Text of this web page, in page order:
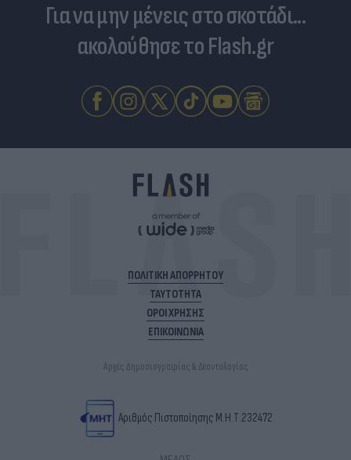
Για να μην μένεις στο σκοτάδι...
ακολούθησε το Flash.gr
ΠΟΛΙΤΙΚΗ ΑΠΟΡΡΗΤΟΥ
ΤΑΥΤΟΤΗΤΑ
ΟΡΟΙ ΧΡΗΣΗΣ
ΕΠΙΚΟΙΝΩΝΙΑ
Αρχές Δημοσιογραφίας & Δεοντολογίας
Αριθμός Πιστοποίησης Μ.Η.Τ.232472